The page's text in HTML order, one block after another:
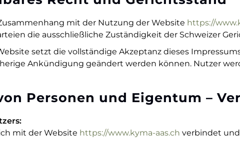
mit der Nutzung der Website https://
die ausschließliche Zuständigkeit der Schweizer
setzt die vollständige Akzeptanz dieses
Ankündigung geändert werden können. Nutzer
Personen und Eigentum –
mit der Website https://www.kyma-aas.ch verbindet